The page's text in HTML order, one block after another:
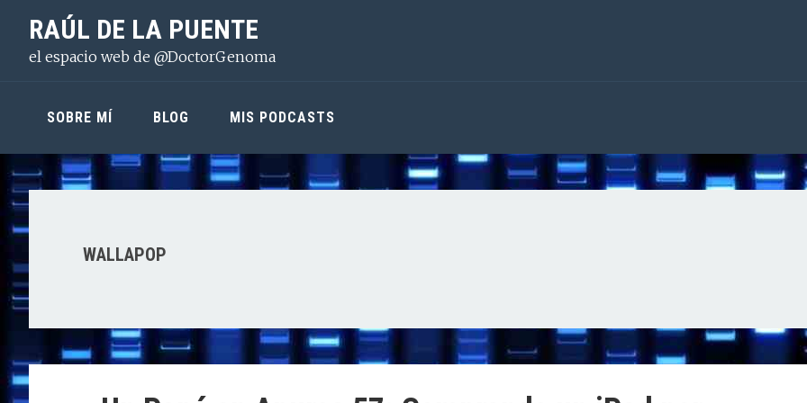
principal
contenido
lateral
RAÚL DE LA PUENTE
el espacio web de @DoctorGenoma
SOBRE MÍ BLOG MIS PODCASTS
WALLAPOP